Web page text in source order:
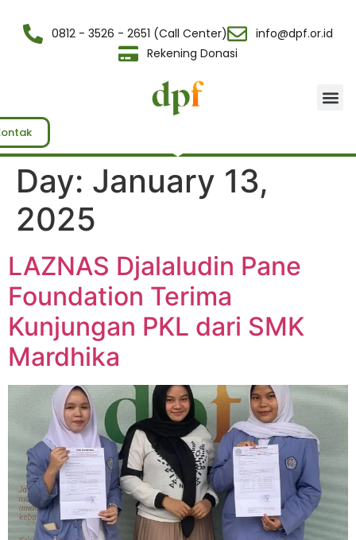
0812 - 3526 - 2651 (Call Center)
info@dpf.or.id
Rekening Donasi
Day: January 13,
2025
LAZNAS Djalaludin Pane
Foundation Terima
Kunjungan PKL dari SMK
Mardhika